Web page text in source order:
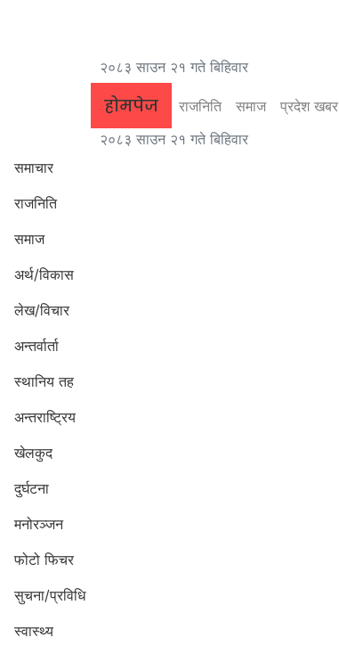
२०८३ साउन २१ गते बिहिवार
होमपेज राजनिति समाज प्रदेश खबर
२०८३ साउन २१ गते बिहिवार
समाचार
राजनिति
समाज
अर्थ/विकास
लेख/विचार
अन्तर्वार्ता
स्थानिय तह
अन्तराष्ट्रिय
खेलकुद
दुर्घटना
मनोरञ्जन
फोटो फिचर
सुचना/प्रविधि
स्वास्थ्य